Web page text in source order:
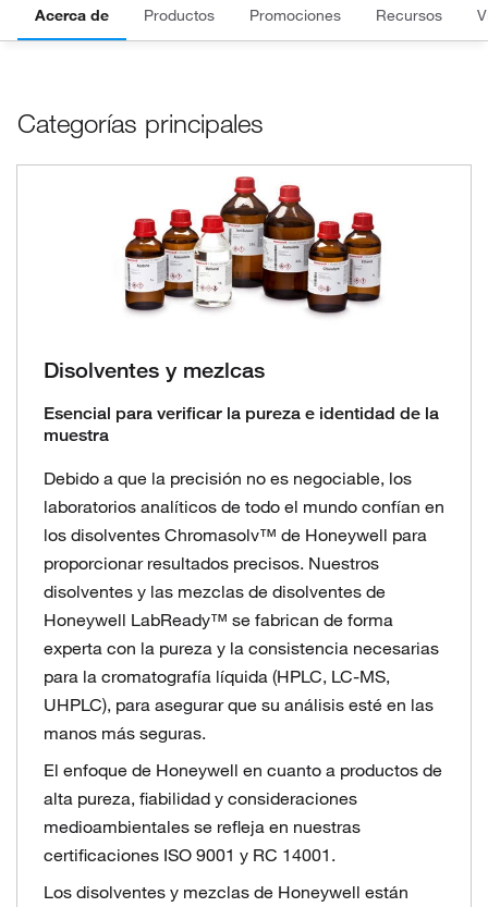
Acerca de Productos Promociones Recursos
Categorías principales
Disolventes y mezlcas
Esencial para verificar la pureza e identidad de la
muestra
Debido a que la precisión no es negociable, los
laboratorios analíticos de todo el mundo confían en
los disolventes Chromasolv™ de Honeywell para
proporcionar resultados precisos. Nuestros
disolventes y las mezclas de disolventes de
Honeywell LabReady™ se fabrican de forma
experta con la pureza y la consistencia necesarias
para la cromatografía líquida (HPLC, LC-MS,
UHPLC), para asegurar que su análisis esté en las
manos más seguras.
El enfoque de Honeywell en cuanto a productos de
alta pureza, fiabilidad y consideraciones
medioambientales se refleja en nuestras
certificaciones ISO 9001 y RC 14001.
Los disolventes y mezclas de Honeywell están